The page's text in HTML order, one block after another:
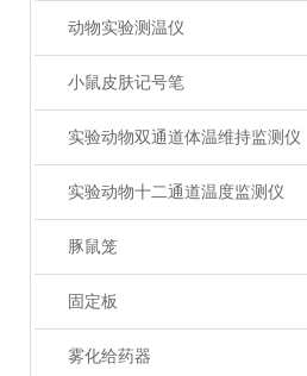
动物实验测温仪
小鼠皮肤记号笔
实验动物双通道体温维持监测仪
实验动物十二通道温度监测仪
豚鼠笼
固定板
雾化给药器